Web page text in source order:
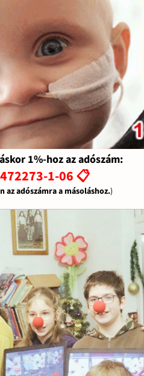
1%-hoz az adószám:
1-06 📋
az adószámra a másoláshoz.)